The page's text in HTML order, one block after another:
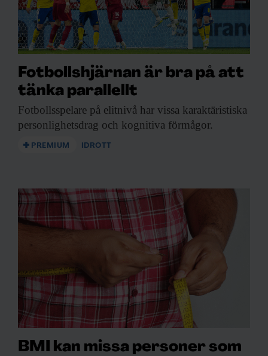
Fotbollshjärnan är bra på att
tänka parallellt
Fotbollsspelare på elitnivå har vissa karaktäristiska
personlighetsdrag och kognitiva förmågor.
PREMIUM IDROTT
BMI kan missa personer som